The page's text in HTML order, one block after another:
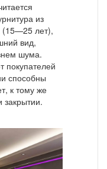
из
(15—25 лет),
вид,
шума.
покупателей
способны
к тому же
закрытии.